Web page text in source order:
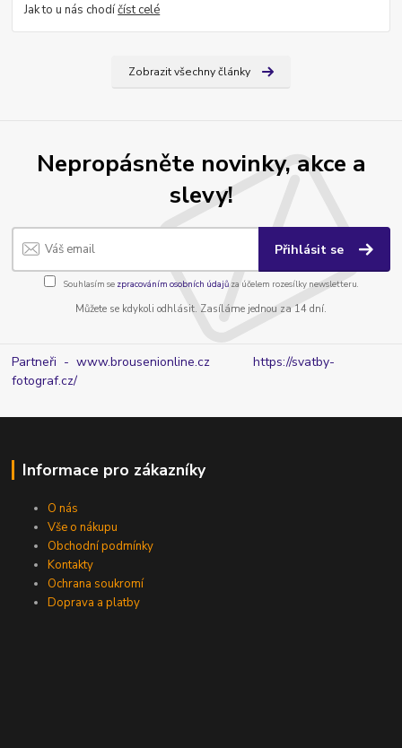
Jak to u nás chodíčíst celé
Zobrazit všechny články
Nepropásněte novinky, akce a
slevy!
Přihlásit se
Souhlasím se zpracováním osobních údajůza účelem rozesílky newsletteru.
Můžete se kdykoli odhlásit. Zasíláme jednou za 14 dní.
Partneři - www.brousenionline.czhttps://svatby-
fotograf.cz/
Informace pro zákazníky
O nás
Vše o nákupu
Obchodní podmínky
Kontakty
Ochrana soukromí
Doprava a platby